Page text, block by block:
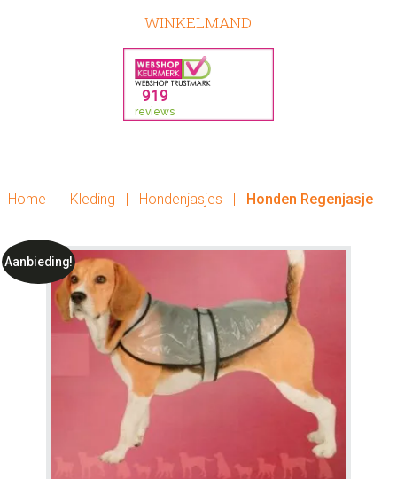
WINKELMAND
Home | Kleding | Hondenjasjes | Honden Regenjasje
Aanbieding!